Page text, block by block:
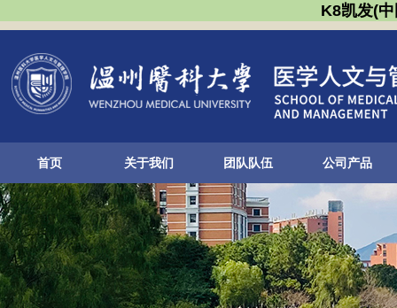
K8凯发(
首页 关于我们 团队队伍 公司产品